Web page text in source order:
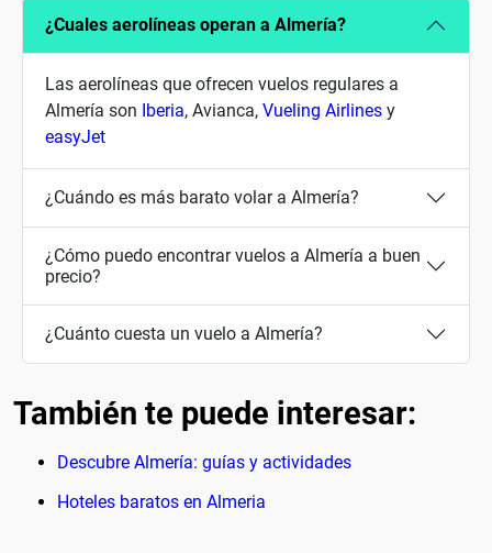
¿Cuales aerolíneas operan a Almería?
Las aerolíneas que ofrecen vuelos regulares a
Almería son Iberia, Avianca, Vueling Airlines y
easyJet
¿Cuándo es más barato volar a Almería?
¿Cómo puedo encontrar vuelos a Almería a buen
precio?
¿Cuánto cuesta un vuelo a Almería?
También te puede interesar:
Descubre Almería: guías y actividades
Hoteles baratos en Almeria